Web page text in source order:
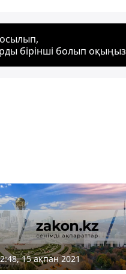
бірінші болып оқыңыз
15 ақпан 2021